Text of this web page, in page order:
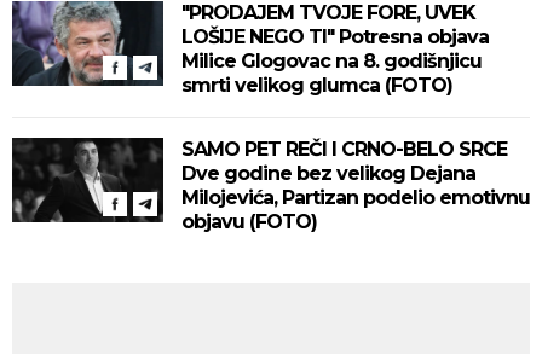
"PRODAJEM TVOJE FORE, UVEK
LOŠIJE NEGO TI" Potresna objava
Milice Glogovac na 8. godišnjicu
smrti velikog glumca (FOTO)
SAMO PET REČI I CRNO-BELO SRCE
Dve godine bez velikog Dejana
Milojevića, Partizan podelio emotivnu
objavu (FOTO)